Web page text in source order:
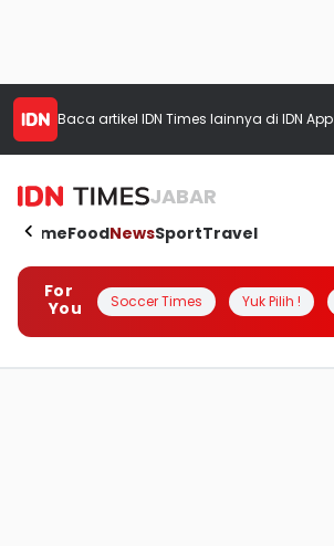
Baca artikel IDN Times lainnya di IDN App
JABAR
HomeFoodNewsSportTravel
For
You
Soccer Times Yuk Pilih !